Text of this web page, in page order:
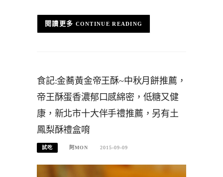
CONTINUE READING
食記:金蕎黃金帝王酥~中秋月餅推薦，
帝王酥蛋香濃郁口感綿密，低糖又健
康，新北市十大伴手禮推薦，另有土
鳳梨酥禮盒唷
試吃 阿MON 2015-09-09